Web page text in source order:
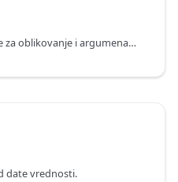
Vraća oblikovani tekst iz niske za oblikovanje i argumenata.
date vrednosti.